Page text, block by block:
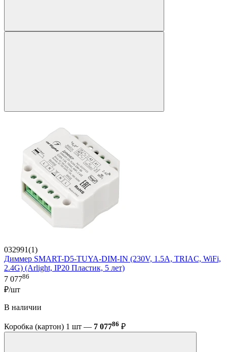
032991(1)
Диммер SMART-D5-TUYA-DIM-IN (230V, 1.5A, TRIAC, WiFi,
2.4G) (Arlight, IP20 Пластик, 5 лет)
7 07786
₽/шт
В наличии
Коробка (картон) 1 шт — 7 07786 ₽